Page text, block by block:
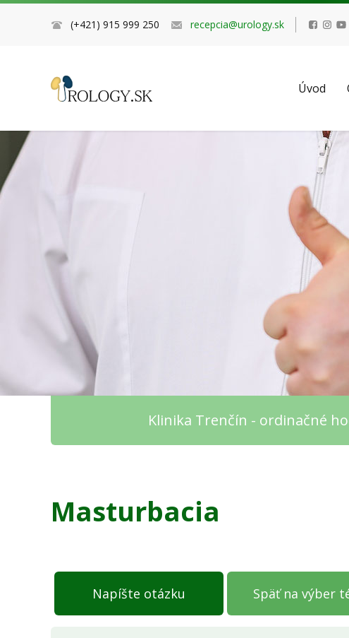
(+421) 915 999 250 recepcia@urology.sk
Úvod
Klinika Trenčín - ordinačné
Masturbacia
Napíšte otázku Späť na výber